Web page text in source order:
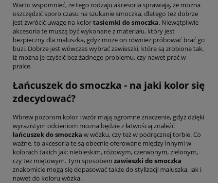
Warto wspomnieć, że tego rodzaju akcesoria sprawiają, że można
oszczędzić sporo czasu na szukanie smoczka, dlatego też dobrze
jest zwrócić uwagę na kolortasiemki do smoczka. Niewątpliwie
akcesoria te muszą być wykonane z materiału, który jest
bezpieczny dla maluszka, gdyż może on również próbować brać go
buzi. Dobrze jest wówczas wybrać zawieszki, które są zrobione tak,
iż można je czyścić bez żadnego problemu, czy nawet prać w
pralce.
Łańcuszek do smoczka - na jaki kolor się
zdecydować?
Wbrew pozorom kolor i wzór mają ogromne znaczenie, gdyż dzięki
wyrazistym odcieniom można będzie z łatwością znaleźć
łańcuszek do smoczka w wózku, czy też w podręcznej torbie. Co
ważne, to akcesoria te są obecnie oferowane między innymi w
kolorach takich jak: niebieskim, różowym, czerwonym, zielonym,
czy też miętowym. Tym sposobem zawieszki do smoczka
znakomicie mogą się dopasować także do stylizacji maluszka, jak i
nawet do koloru wózka.